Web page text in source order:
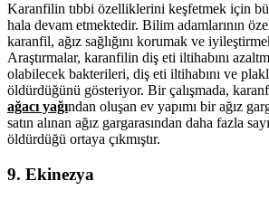
Karanfilin tıbbi özelliklerini keşfetmek için
hala devam etmektedir. Bilim adamlarının
karanfil, ağız sağlığını korumak ve
Araştırmalar, karanfilin diş eti iltihabını
olabilecek bakterileri, diş eti iltihabını ve
öldürdüğünü gösteriyor. Bir çalışmada,
ağacı yağından oluşan ev yapımı bir ağız
satın alınan ağız gargarasından daha fazla
öldürdüğü ortaya çıkmıştır.
9. Ekinezya